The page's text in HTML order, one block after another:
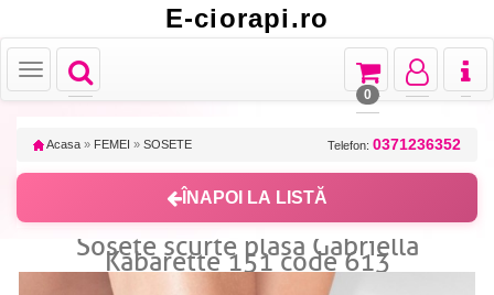
E-ciorapi.ro
Toggle
navigation
Toggle
Toggle
navigation
Toggle
navigation
Toggle
navigation
0
Acasa » FEMEI » SOSETE Telefon: 0371236352
ÎNAPOI LA LISTĂ
Sosete scurte plasa Gabriella
Kabarette 151 code 613